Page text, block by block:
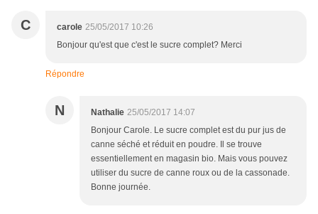
C carole 25/05/2017 10:26
Bonjour qu'est que c'est le sucre complet? Merci
Répondre
N Nathalie 25/05/2017 14:07
Bonjour Carole. Le sucre complet est du pur jus de
canne séché et réduit en poudre. Il se trouve
essentiellement en magasin bio. Mais vous pouvez
utiliser du sucre de canne roux ou de la cassonade.
Bonne journée.